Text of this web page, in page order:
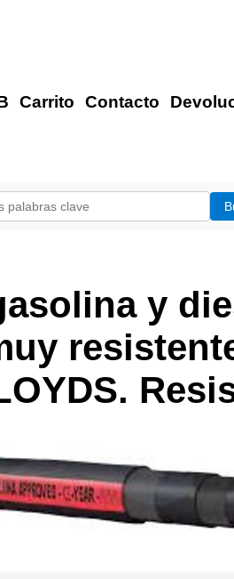
Carrito Contacto
y